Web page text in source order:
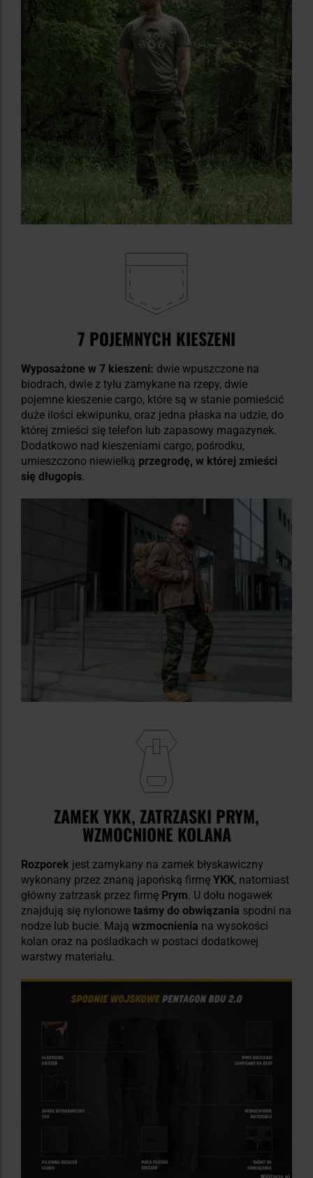
7 POJEMNYCH KIESZENI
Wyposażone w 7 kieszeni: dwie wpuszczone na
biodrach, dwie z tyłu zamykane na rzepy, dwie
pojemne kieszenie cargo, które są w stanie pomieścić
duże ilości ekwipunku, oraz jedna płaska na udzie, do
której zmieści się telefon lub zapasowy magazynek.
Dodatkowo nad kieszeniami cargo, pośrodku,
umieszczono niewielką przegrodę, w której zmieści
się długopis.
ZAMEK YKK, ZATRZASKI PRYM,
WZMOCNIONE KOLANA
Rozporek jest zamykany na zamek błyskawiczny
wykonany przez znaną japońską firmę YKK, natomiast
główny zatrzask przez firmę Prym. U dołu nogawek
znajdują się nylonowe taśmy do obwiązania spodni na
nodze lub bucie. Mają wzmocnienia na wysokości
kolan oraz na pośladkach w postaci dodatkowej
warstwy materiału.